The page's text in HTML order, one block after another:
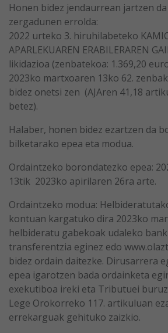
Honen bidez jendaurrean jartzen
zergadunen errolda:
2022 urteko 3. hiruhilabeteko
APARLEKUAREN ERABILERAREN
likidazioa (zenbatekoa: 1.369,20
2023ko martxoaren 13ko 62.
bidez onetsi zen (AJAren 41,18
betez).
Halaber, honen bidez ezartzen da
bilketarako epea eta modua.
Ordaintzeko borondatezko epea:
13tik 2023ko apirilaren 26ra arte.
Ordaintzeko modua:
kontuan kargatuko dira 2023ko
helbideratu gabekoak udaleko
transferentzia eginez edo
bidez ordain daitezke. Dirusarrera
epea igarotzen bada ordainketa
exekutiboa ireki eta Tributuei
Lege Orokorreko 117. artikuluan
errekarguak gehituko zaizkio.